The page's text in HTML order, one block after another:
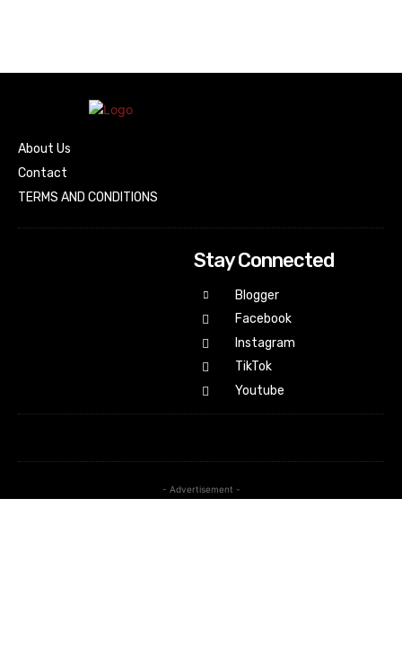
About Us
Contact
TERMS AND CONDITIONS
Stay Connected
Blogger
Facebook
Instagram
TikTok
Youtube
- Advertisement -